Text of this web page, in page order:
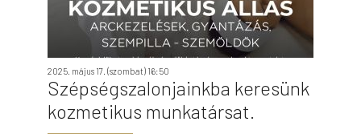
2025. május 17. (szombat) 16:50
Szépségszalonjainkba keresünk
kozmetikus munkatársat.